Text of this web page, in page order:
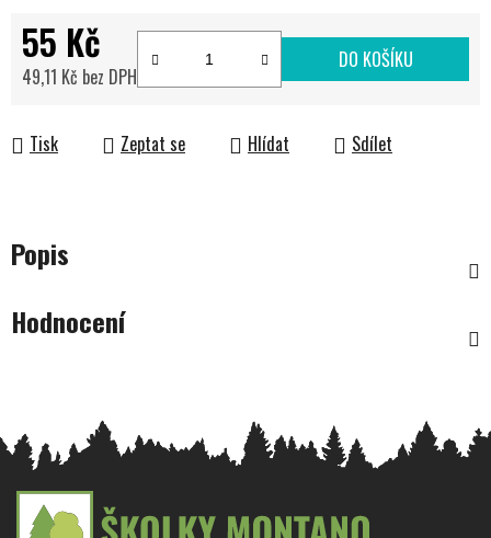
55 Kč
49,11 Kč bez DPH
DO KOŠÍKU
Tisk Zeptat se Hlídat Sdílet
Popis
Hodnocení